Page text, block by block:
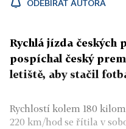
ODEBÍRAT AUTORA
Rychlá jízda českých
pospíchal český
letiště, aby stačil
Rychlostí kolem 180
220 km/hod se řítila v